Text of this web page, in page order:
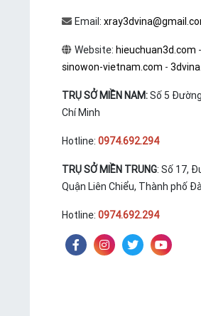
Email:
Website: hieuchuan3d.com -
sinowon-vietnam.com -
TRỤ SỞ MIỀN NAM:Số 5
Chí Minh
Hotline: 0974.692.294
TRỤ SỞ MIỀN TRUNG: Số 17,
Quận Liên Chiểu, Thành phố
Hotline: 0974.692.294